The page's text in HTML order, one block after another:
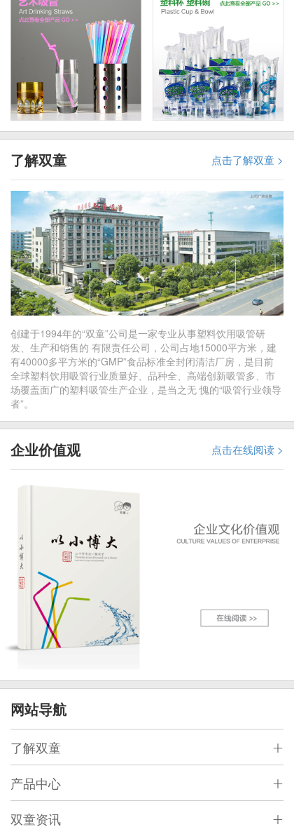
了解双童 点击了解双童 >
创建于1994年的“双童”公司是一家专业从事塑料饮用吸管研
发、生产和销售的 有限责任公司，公司占地15000平方米，建
有40000多平方米的“GMP”食品标准全封闭清洁厂房，是目前
全球塑料饮用吸管行业质量好、品种全、高端创新吸管多、市
场覆盖面广的塑料吸管生产企业，是当之无 愧的“吸管行业领导
者”。
企业价值观 点击在线阅读 >
网站导航
了解双童
产品中心
双童资讯